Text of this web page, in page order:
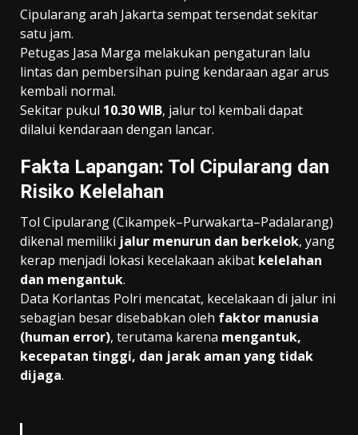
Cipularang arah Jakarta sempat tersendat sekitar
satu jam.
Petugas Jasa Marga melakukan pengaturan lalu
lintas dan pembersihan puing kendaraan agar arus
kembali normal.
Sekitar pukul 10.30 WIB, jalur tol kembali dapat
dilalui kendaraan dengan lancar.
Fakta Lapangan: Tol Cipularang dan
Risiko Kelelahan
Tol Cipularang (Cikampek–Purwakarta–Padalarang)
dikenal memiliki jalur menurun dan berkelok, yang
kerap menjadi lokasi kecelakaan akibat kelelahan
dan mengantuk.
Data Korlantas Polri mencatat, kecelakaan di jalur ini
sebagian besar disebabkan oleh faktor manusia
(human error), terutama karena mengantuk,
kecepatan tinggi, dan jarak aman yang tidak
dijaga.